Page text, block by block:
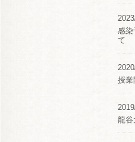
感染
て
授業
龍谷